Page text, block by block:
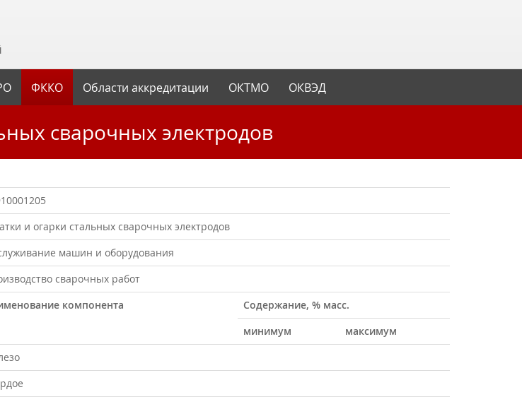
ФККО Области аккредитации ОКТМО ОКВЭД
сварочных электродов
и огарки стальных сварочных электродов
машин и оборудования
сварочных работ
компонента
Содержание, % масс.
минимум
максимум